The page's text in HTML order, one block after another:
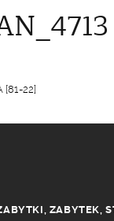
[81-22]
, ZABYTEK,